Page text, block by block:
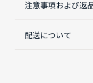
注意事項および返
配送について